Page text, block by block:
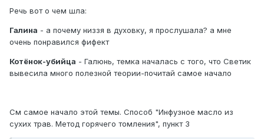
Речь вот о чем шла:
Галина - а почему низзя в духовку, я прослушала? а мне
очень понравился фифект
Котёнок-убийца - Галюнь, темка началась с того, что Светик
вывесила много полезной теории-почитай самое начало
См самое начало этой темы. Способ "Инфузное масло из
сухих трав. Метод горячего томления", пункт 3